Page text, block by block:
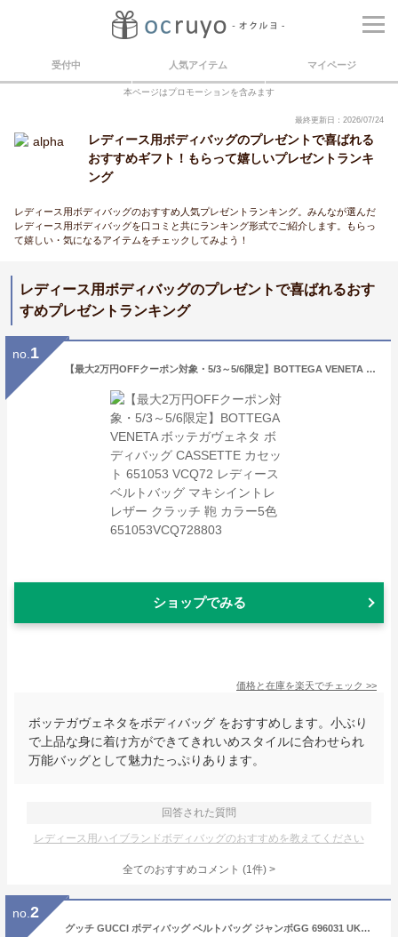
受付中 人気アイテム マイページ
本ページはプロモーションを含みます
最終更新日：2026/07/24
レディース用ボディバッグのプレゼントで喜ばれる
おすすめギフト！もらって嬉しいプレゼントランキ
ング
レディース用ボディバッグのおすすめ人気プレゼントランキング。みんなが選んだ
レディース用ボディバッグを口コミと共にランキング形式でご紹介します。もらっ
て嬉しい・気になるアイテムをチェックしてみよう！
レディース用ボディバッグのプレゼントで喜ばれるおす
すめプレゼントランキング
no. 1
【最大2万円OFFクーポン対象・5/3～5/6限定】BOTTEGA VENETA ボッテガヴェネタ ボディバッグ CASSETTE カセット 651053 VCQ72 レディース ベルトバッグ マキシイントレ レザー クラッチ 鞄 カラー5色 651053VCQ728803
ショップでみる
価格と在庫を楽天でチェック >>
ボッテガヴェネタをボディバッグ をおすすめします。小ぶり
で上品な身に着け方ができてきれいめスタイルに合わせられ
万能バッグとして魅力たっぷりあります。
回答された質問
レディース用ハイブランドボディバッグのおすすめを教えてください
全てのおすすめコメント (1件) >
no. 2
グッチ GUCCI ボディバッグ ベルトバッグ ジャンボGG 696031 UKMDG 2570 【お取り寄せ】